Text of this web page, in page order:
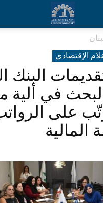
الإقتصادي
البنك
في ألية
على
المالية